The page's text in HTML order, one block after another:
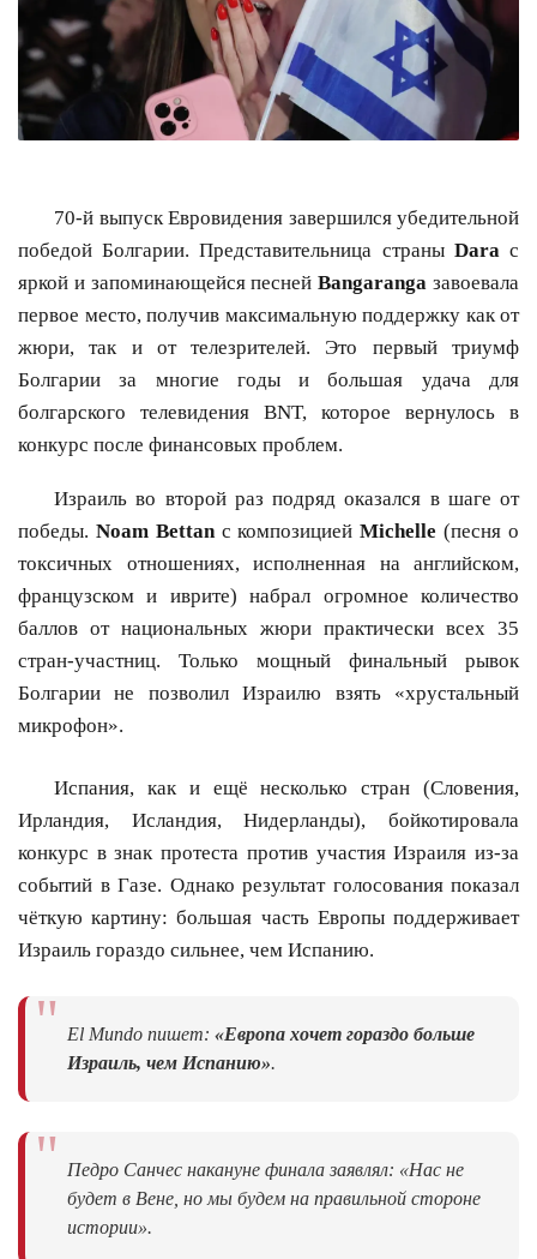
70-й выпуск Евровидения завершился убедительной
победой Болгарии. Представительница страны Daraс
яркой и запоминающейся песнейBangaranga завоевала
первое место, получив максимальную поддержку как от
жюри, так и от телезрителей. Это первый триумф
Болгарии за многие годы и большая удача для
болгарского телевидения BNT, которое вернулось в
конкурс после финансовых проблем.
Израиль во второй раз подряд оказался в шаге от
победы. Noam Bettanс композициейMichelle (песня о
токсичных отношениях, исполненная на английском,
французском и иврите) набрал огромное количество
баллов от национальных жюри практически всех 35
стран-участниц. Только мощный финальный рывок
Болгарии не позволил Израилю взять «хрустальный
микрофон».
Испания, как и ещё несколько стран (Словения,
Ирландия, Исландия, Нидерланды), бойкотировала
конкурс в знак протеста против участия Израиля из-за
событий в Газе. Однако результат голосования показал
чёткую картину: большая часть Европы поддерживает
Израиль гораздо сильнее, чем Испанию.
" El Mundo пишет: «Европа хочет гораздо больше
Израиль, чем Испанию».
"
Педро Санчес накануне финала заявлял: «Нас не
будет в Вене, но мы будем на правильной стороне
истории».